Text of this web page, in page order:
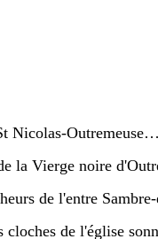
Nicolas-
la Vierge noire
de l'entre
cloches de l'église